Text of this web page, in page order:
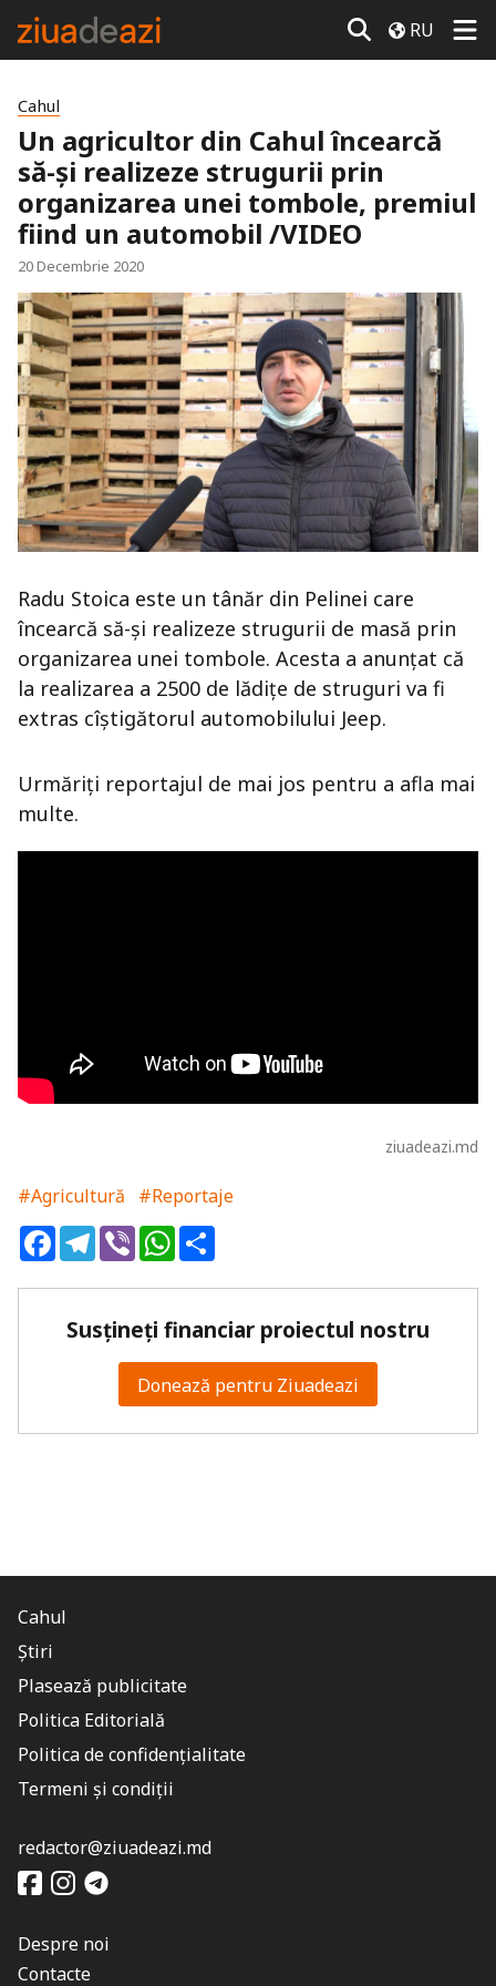
RU
Cahul
Un agricultor din Cahul încearcă
să-și realizeze strugurii prin
organizarea unei tombole, premiul
fiind un automobil /VIDEO
20 Decembrie 2020
Radu Stoica este un tânăr din Pelinei care
încearcă să-și realizeze strugurii de masă prin
organizarea unei tombole. Acesta a anunțat că
la realizarea a 2500 de lădițe de struguri va fi
extras cîștigătorul automobilului Jeep.
Urmăriți reportajul de mai jos pentru a afla mai
multe.
ziuadeazi.md
#Agricultură
#Reportaje
FacebookTelegram
ViberWhatsApp
Susțineți financiar proiectul nostru
Donează pentru Ziuadeazi
Cahul
Știri
Plasează publicitate
Politica Editorială
Politica de confidențialitate
Termeni și condiții
redactor@ziuadeazi.md
Despre noi
Contacte